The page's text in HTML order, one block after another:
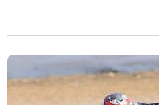
le Français, bien guidé, a
team Ten Kate qui va
avec Yamaha.